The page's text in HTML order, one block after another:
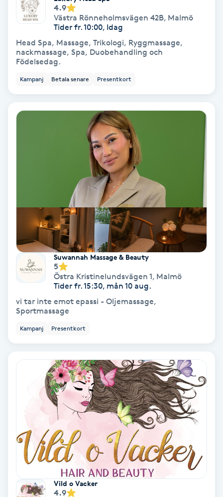
Fransförlängning Volym
Fransk manikyr
Fransrengöring
Frekvensterapi
Funktionsanalys
Färgning
Föning
Gel naglar
Gelenaglar
Gellack
Gellack med förstärkning
Gravidmassage
Gravidyoga
Gruppträning
4.9
Västra Rönneholmsvägen 42B, Malmö
Tider fr. 10:00, Idag
Head Spa, Massage, Trikologi, Ryggmassage,
nackmassage, Spa, Duobehandling och
Födelsedag.
Kampanj Betala senare Presentkort
Suwannah Massage & Beauty
5
Östra Kristinelundsvägen 1, Malmö
Tider fr. 15:30, mån 10 aug.
vi tar inte emot epassi - Oljemassage,
Sportmassage
Kampanj Presentkort
Vild o Vacker
4.9